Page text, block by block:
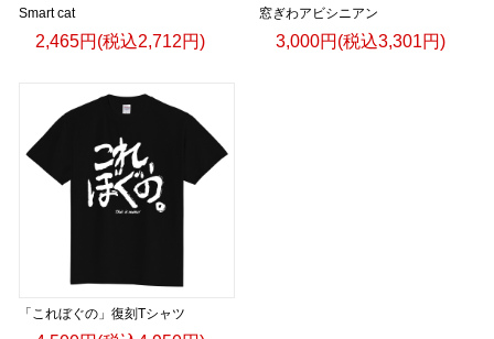
Smart cat
2,465円(税込2,712円)
窓ぎわアビシニアン
3,000円(税込3,301円)
「これぼぐの」復刻Tシャツ